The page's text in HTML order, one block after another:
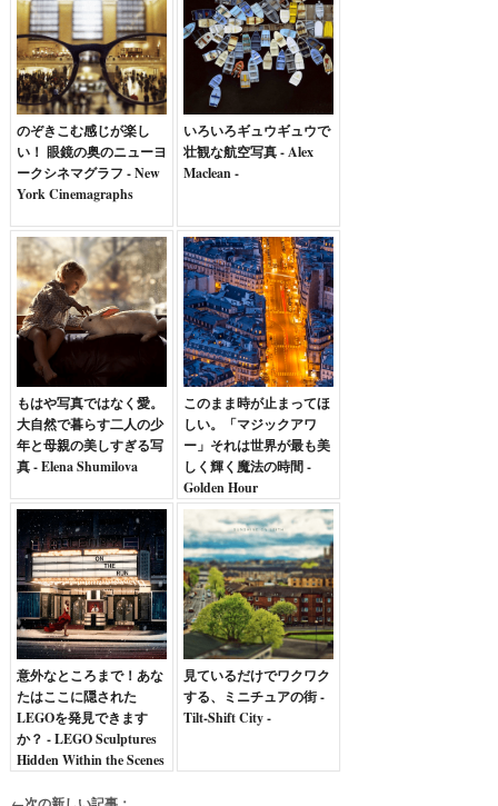
のぞきこむ感じが楽し
い！ 眼鏡の奥のニューヨ
ークシネマグラフ - New
York Cinemagraphs
いろいろギュウギュウで
壮観な航空写真 - Alex
Maclean -
もはや写真ではなく愛。
大自然で暮らす二人の少
年と母親の美しすぎる写
真 - Elena Shumilova
このまま時が止まってほ
しい。「マジックアワ
ー」それは世界が最も美
しく輝く魔法の時間 -
Golden Hour
意外なところまで！あな
たはここに隠された
LEGOを発見できます
か？ - LEGO Sculptures
Hidden Within the Scenes
見ているだけでワクワク
する、ミニチュアの街 -
Tilt-Shift City -